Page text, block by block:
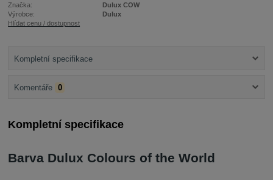
Značka:
Dulux COW
Výrobce:
Dulux
Hlídat cenu / dostupnost
Kompletní specifikace
Komentáře 0
Kompletní specifikace
Barva Dulux Colours of the World